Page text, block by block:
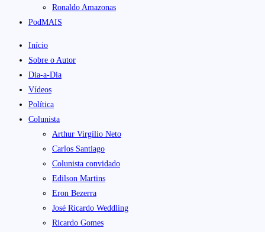
Ronaldo Amazonas
PodMAIS
Início
Sobre o Autor
Dia-a-Dia
Vídeos
Política
Colunista
Arthur Virgílio Neto
Carlos Santiago
Colunista convidado
Edilson Martins
Eron Bezerra
José Ricardo Weddling
Ricardo Gomes